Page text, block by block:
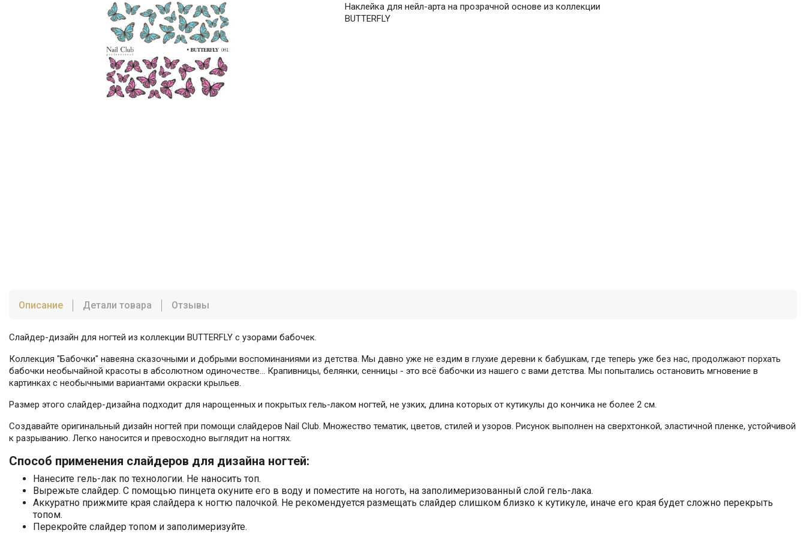
Наклейка для нейл-арта на прозрачной основе из коллекции
BUTTERFLY
Описание Детали товара Отзывы
Слайдер-дизайн для ногтей из коллекции BUTTERFLY с узорами бабочек.
Коллекция "Бабочки" навеяна сказочными и добрыми воспоминаниями из детства. Мы давно уже не ездим в глухие деревни к бабушкам, где теперь уже без нас, продолжают порхать
бабочки необычайной красоты в абсолютном одиночестве... Крапивницы, белянки, сенницы - это всё бабочки из нашего с вами детства. Мы попытались остановить мгновение в
картинках с необычными вариантами окраски крыльев.
Размер этого слайдер-дизайна подходит для нарощенных и покрытых гель-лаком ногтей, не узких, длина которых от кутикулы до кончика не более 2 см.
Создавайте оригинальный дизайн ногтей при помощи слайдеров Nail Club. Множество тематик, цветов, стилей и узоров. Рисунок выполнен на сверхтонкой, эластичной пленке, устойчивой
к разрыванию. Легко наносится и превосходно выглядит на ногтях.
Способ применения слайдеров для дизайна ногтей:
Нанесите гель-лак по технологии. Не наносить топ.
Вырежьте слайдер. С помощью пинцета окуните его в воду и поместите на ноготь, на заполимеризованный слой гель-лака.
Аккуратно прижмите края слайдера к ногтю палочкой. Не рекомендуется размещать слайдер слишком близко к кутикуле, иначе его края будет сложно перекрыть
топом.
Перекройте слайдер топом и заполимеризуйте.